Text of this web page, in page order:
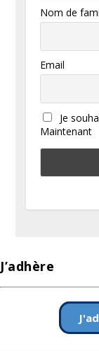
Nom de
Email
Je
Maintenant
J’adhère